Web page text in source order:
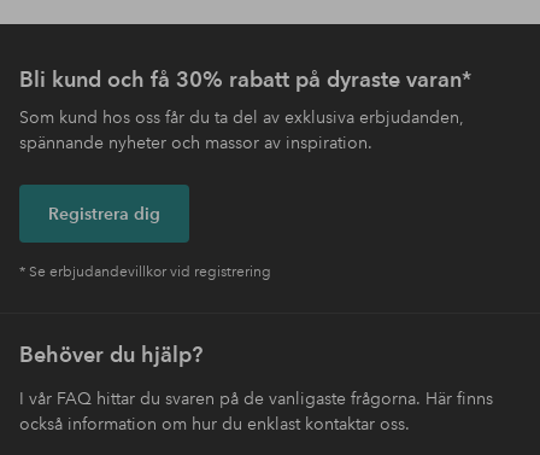
Bli kund och få 30% rabatt på dyraste varan*
Som kund hos oss får du ta del av exklusiva erbjudanden,
spännande nyheter och massor av inspiration.
Registrera dig
* Se erbjudandevillkor vid registrering
Behöver du hjälp?
I vår FAQ hittar du svaren på de vanligaste frågorna. Här finns
också information om hur du enklast kontaktar oss.